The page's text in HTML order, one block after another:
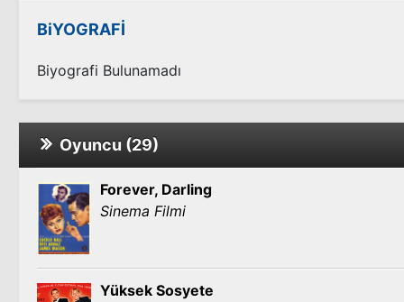
BiYOGRAFİ
Biyografi Bulunamadı
Oyuncu (29)
Forever, Darling
Sinema Filmi
Yüksek Sosyete